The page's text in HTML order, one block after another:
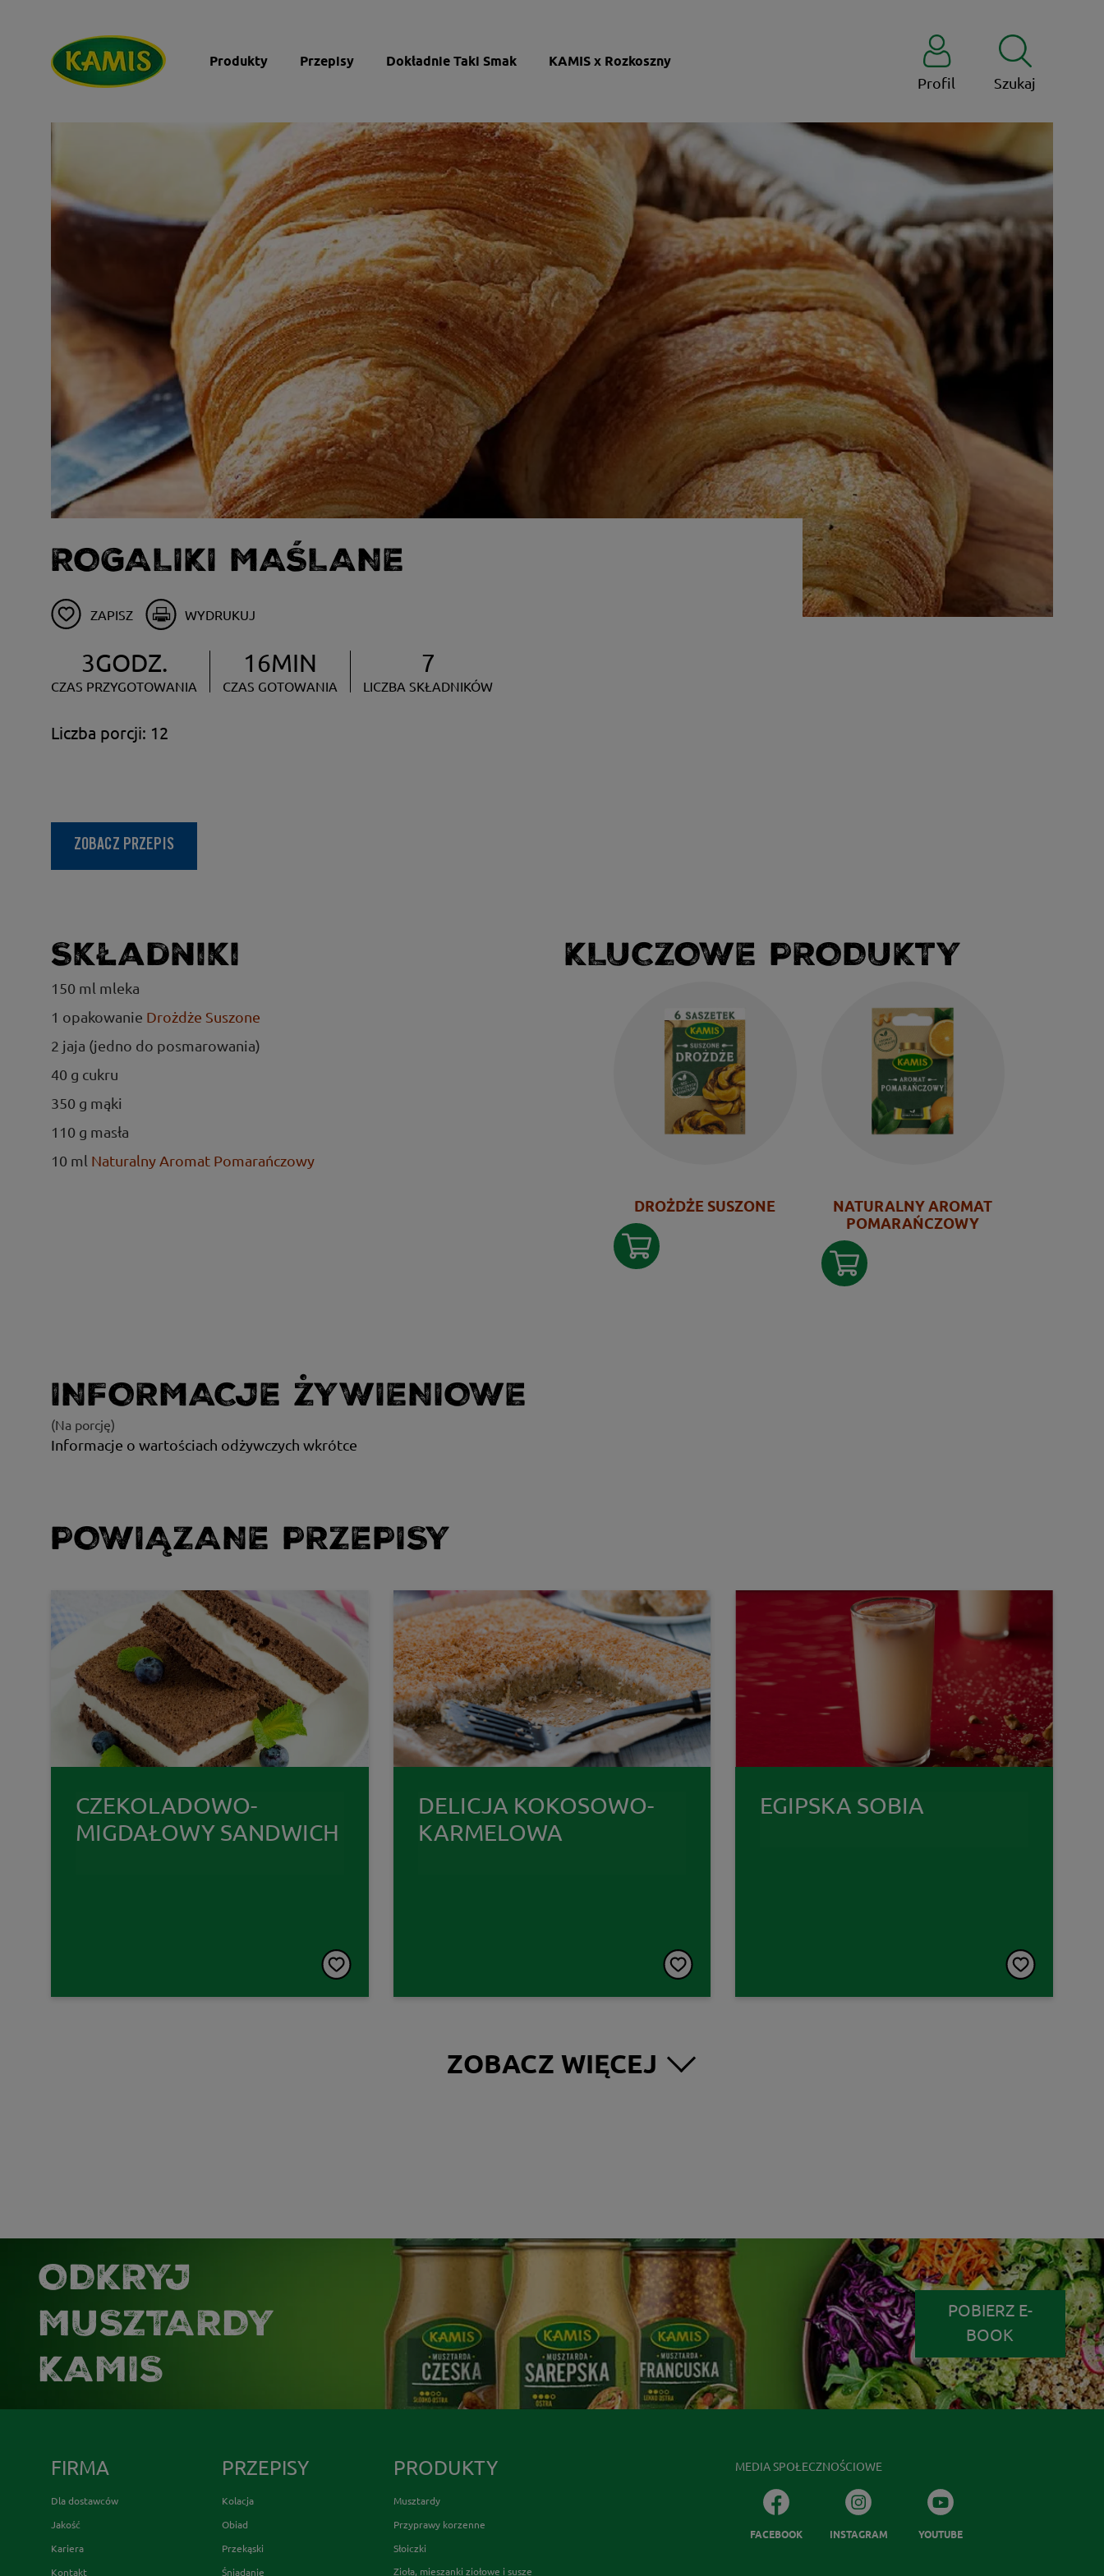
Produkty Przepisy Dokładnie Taki Smak KAMIS x Rozkoszny
Profil Szukaj
ROGALIKI MAŚLANE
ZAPISZ WYDRUKUJ
3GODZ.
CZAS PRZYGOTOWANIA
16MIN
CZAS GOTOWANIA
7
LICZBA SKŁADNIKÓW
Liczba porcji: 12
ZOBACZ PRZEPIS
Składniki
150 ml mleka
1 opakowanie Drożdże Suszone
2 jaja (jedno do posmarowania)
40 g cukru
350 g mąki
110 g masła
10 ml Naturalny Aromat Pomarańczowy
KLUCZOWE PRODUKTY
DROŻDŻE SUSZONE
NATURALNY AROMAT
POMARAŃCZOWY
INFORMACJE ŻYWIENIOWE
(Na porcję)
Informacje o wartościach odżywczych wkrótce
POWIĄZANE PRZEPISY
CZEKOLADOWO-
MIGDAŁOWY SANDWICH
DELICJA KOKOSOWO-
KARMELOWA
EGIPSKA SOBIA
ZOBACZ WIĘCEJ
ODKRYJ
MUSZTARDY
KAMIS
POBIERZ E-
BOOK
FIRMA
Dla dostawców
Jakość
Kariera
Kontakt
PRZEPISY
Kolacja
Obiad
Przekąski
Śniadanie
PRODUKTY
Musztardy
Przyprawy korzenne
Słoiczki
Zioła, mieszanki ziołowe i susze
MEDIA SPOŁECZNOŚCIOWE
FACEBOOK INSTAGRAM YOUTUBE